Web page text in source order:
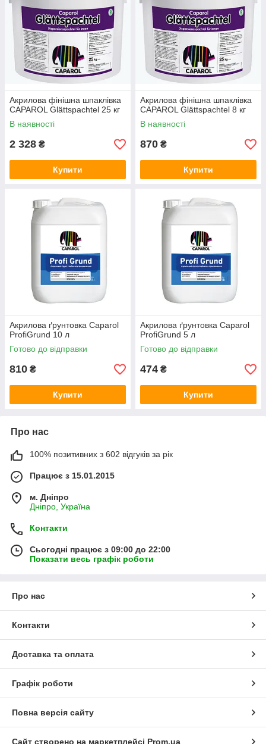
Акрилова фінішна шпаклівка
CAPAROL Glättspachtel 25 кг
В наявності
2 328 ₴
Купити
Акрилова фінішна шпаклівка
CAPAROL Glättspachtel 8 кг
В наявності
870 ₴
Купити
Акрилова ґрунтовка Caparol
ProfiGrund 10 л
Готово до відправки
810 ₴
Купити
Акрилова ґрунтовка Caparol
ProfiGrund 5 л
Готово до відправки
474 ₴
Купити
Про нас
100% позитивних з 602 відгуків за рік
Працює з 15.01.2015
м. Дніпро
Дніпро, Україна
Контакти
Сьогодні працює з 09:00 до 22:00
Показати весь графік роботи
Про нас
Контакти
Доставка та оплата
Графік роботи
Повна версія сайту
Сайт створено на маркетплейсі Prom.ua